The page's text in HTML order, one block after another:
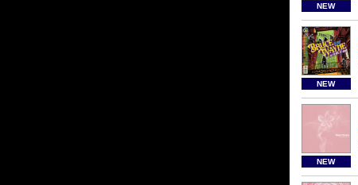
NEW
NEW
NEW